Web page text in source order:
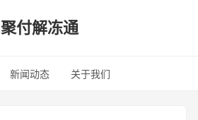
聚付解冻通
新闻动态 关于我们